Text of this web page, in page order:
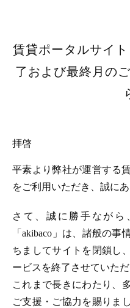
賃貸ポータルサイ
了および最終月の
拝啓
平素より弊社が運営する
をご利用いただき、誠に
さて、誠に勝手ながら
「akibaco」は、諸般の事
ちましてサイトを閉鎖し
ービスを終了させていた
これまで長きにわたり、
ご支援・ご協力を賜りま